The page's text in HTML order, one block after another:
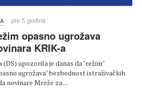
pre 5 godina
opasno ugrožava
KRIK-a
upozorila je danas da "režim"
ugrožava" bezbednost istraživačkih
novinare Mreže za ...